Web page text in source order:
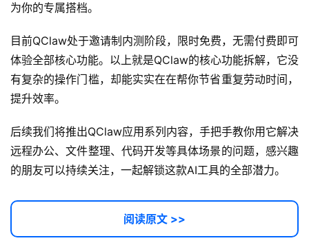
为你的专属搭档。
目前QClaw处于邀请制内测阶段，限时免费，无需付费即可
体验全部核心功能。以上就是QClaw的核心功能拆解，它没
有复杂的操作门槛，却能实实在在帮你节省重复劳动时间，
提升效率。
后续我们将推出QClaw应用系列内容，手把手教你用它解决
远程办公、文件整理、代码开发等具体场景的问题，感兴趣
的朋友可以持续关注，一起解锁这款AI工具的全部潜力。
阅读原文 >>